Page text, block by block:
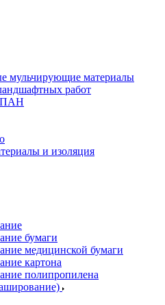
мульчирующие материалы
работ
и изоляция
бумаги
медицинской бумаги
картона
полипропилена